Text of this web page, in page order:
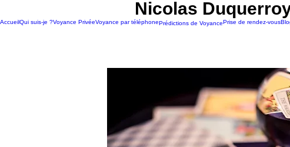
Nicolas
AccueilQui suis-je ?Voyance PrivéeVoyance par téléphonePrédictions de VoyancePrise de rendez-vous